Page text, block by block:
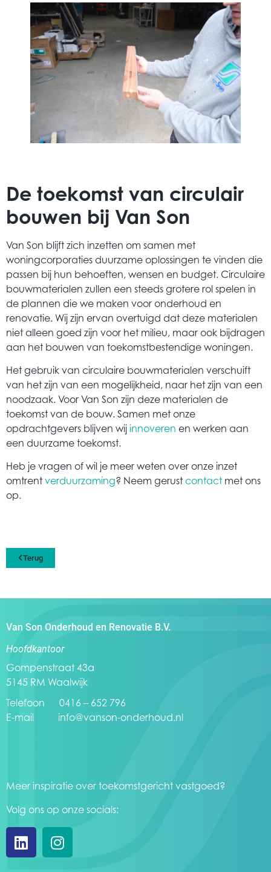
De toekomst van circulair
bouwen bij Van Son
Van Son blijft zich inzetten om samen met
woningcorporaties duurzame oplossingen te vinden die
passen bij hun behoeften, wensen en budget. Circulaire
bouwmaterialen zullen een steeds grotere rol spelen in
de plannen die we maken voor onderhoud en
renovatie. Wij zijn ervan overtuigd dat deze materialen
niet alleen goed zijn voor het milieu, maar ook bijdragen
aan het bouwen van toekomstbestendige woningen.
Het gebruik van circulaire bouwmaterialen verschuift
van het zijn van een mogelijkheid, naar het zijn van een
noodzaak. Voor Van Son zijn deze materialen de
toekomst van de bouw. Samen met onze
opdrachtgevers blijven wij innoveren en werken aan
een duurzame toekomst.
Heb je vragen of wil je meer weten over onze inzet
omtrent verduurzaming? Neem gerust contact met ons
op.
Terug
Van Son Onderhoud en Renovatie B.V.
Hoofdkantoor
Gompenstraat 43a
5145 RM Waalwijk
Telefoon 0416 – 652 796
E-mail info@vanson-onderhoud.nl
Meer inspiratie over toekomstgericht vastgoed?
Volg ons op onze socials: